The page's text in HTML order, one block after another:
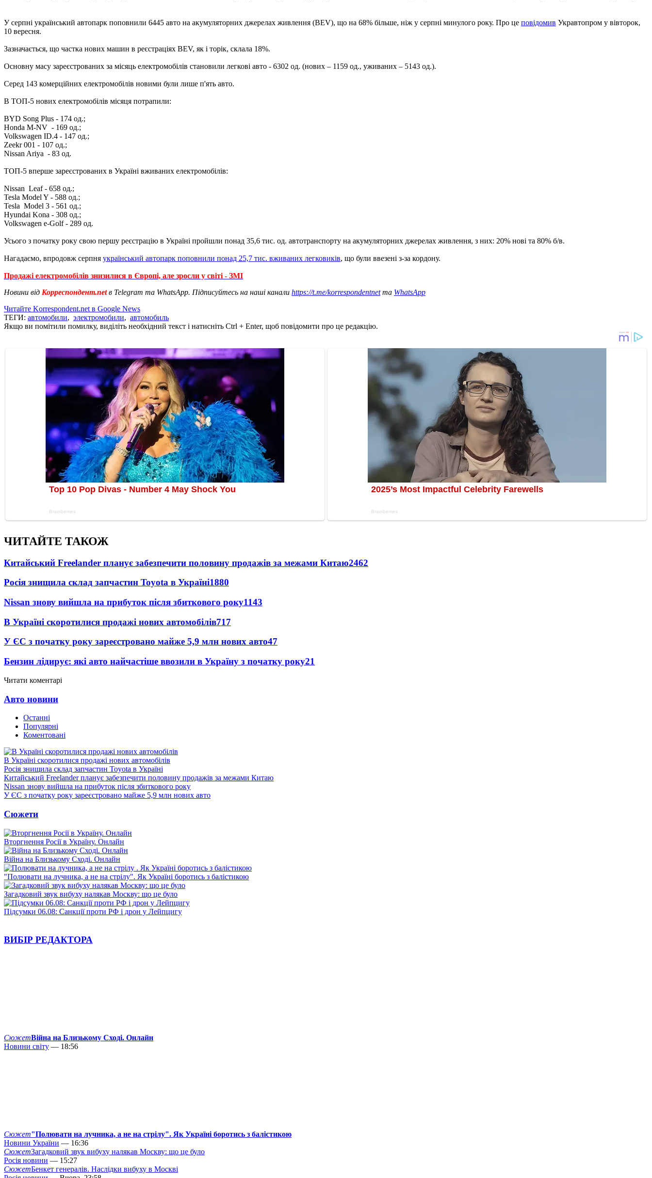
У серпні український автопарк поповнили 6445 авто на акумуляторних джерелах живлення (BEV), що на 68% більше, ніж у серпні минулого року. Про це повідомив Укравтопром у вівторок,
10 вересня.
Зазначається, що частка нових машин в реєстраціях BEV, як і торік, склала 18%.
Основну масу зареєстрованих за місяць електромобілів становили легкові авто - 6302 од. (нових – 1159 од., уживаних – 5143 од.).
Серед 143 комерційних електромобілів новими були лише п'ять авто.
В ТОП-5 нових електромобілів місяця потрапили:
BYD Song Plus - 174 од.;
Honda M-NV - 169 од.;
Volkswagen ID.4 - 147 од.;
Zeekr 001 - 107 од.;
Nissan Ariya - 83 од.
ТОП-5 вперше зареєстрованих в Україні вживаних електромобілів:
Nissan Leaf - 658 од.;
Tesla Model Y - 588 од.;
Tesla Model 3 - 561 од.;
Hyundai Kona - 308 од.;
Volkswagen е-Golf - 289 од.
Усього з початку року свою першу реєстрацію в Україні пройшли понад 35,6 тис. од. автотранспорту на акумуляторних джерелах живлення, з них: 20% нові та 80% б/в.
Нагадаємо, впродовж серпня український автопарк поповнили понад 25,7 тис. вживаних легковиків, що були ввезені з-за кордону.
Продажі електромобілів знизилися в Європі, але зросли у світі - ЗМІ
Новини від Корреспондент.netв Telegram та WhatsApp. Підписуйтесь на наші канали https://t.me/korrespondentnetта WhatsApp
Читайте Korrespondent.net в Google News
ТЕГИ: автомобили, электромобили, автомобиль
Якщо ви помітили помилку, виділіть необхідний текст і натисніть Ctrl + Enter, щоб повідомити про це редакцію.
ЧИТАЙТЕ ТАКОЖ
Китайський Freelander планує забезпечити половину продажів за межами Китаю2462
Росія знищила склад запчастин Toyota в Україні1880
Nissan знову вийшла на прибуток після збиткового року1143
В Україні скоротилися продажі нових автомобілів717
У ЄС з початку року зареєстровано майже 5,9 млн нових авто47
Бензин лідирує: які авто найчастіше ввозили в Україну з початку року21
Читати коментарі
Авто новини
Останні
Популярні
Коментовані
В Україні скоротилися продажі нових автомобілів
Росія знищила склад запчастин Toyota в Україні
Китайський Freelander планує забезпечити половину продажів за межами Китаю
Nissan знову вийшла на прибуток після збиткового року
У ЄС з початку року зареєстровано майже 5,9 млн нових авто
Сюжети
Вторгнення Росії в Україну. Онлайн
Війна на Близькому Сході. Онлайн
"Полювати на лучника, а не на стрілу". Як Україні боротись з балістикою
Загадковий звук вибуху налякав Москву: що це було
Підсумки 06.08: Санкції проти РФ і дрон у Лейпцигу
ВИБІР РЕДАКТОРА
СюжетВійна на Близькому Сході. Онлайн
Новини світу — 18:56
Сюжет"Полювати на лучника, а не на стрілу". Як Україні боротись з балістикою
Новини України — 16:36
СюжетЗагадковий звук вибуху налякав Москву: що це було
Росія новини — 15:27
СюжетБенкет генералів. Наслідки вибуху в Москві